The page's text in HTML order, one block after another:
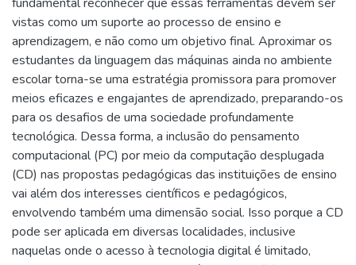
vistas como um suporte ao processo de ensino e
aprendizagem, e não como um objetivo final. Aproximar os
estudantes da linguagem das máquinas ainda no ambiente
escolar torna-se uma estratégia promissora para promover
meios eficazes e engajantes de aprendizado, preparando-os
para os desafios de uma sociedade profundamente
tecnológica. Dessa forma, a inclusão do pensamento
computacional (PC) por meio da computação desplugada
(CD) nas propostas pedagógicas das instituições de ensino
vai além dos interesses científicos e pedagógicos,
envolvendo também uma dimensão social. Isso porque a CD
pode ser aplicada em diversas localidades, inclusive
naquelas onde o acesso à tecnologia digital é limitado,